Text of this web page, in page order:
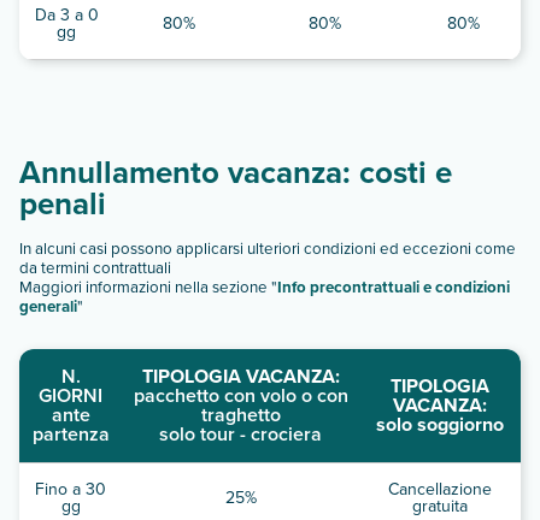
Da 3 a 0
gg 80% 80% 80%
Annullamento vacanza: costi e
penali
In alcuni casi possono applicarsi ulteriori condizioni ed eccezioni come
da termini contrattuali
Maggiori informazioni nella sezione "Info precontrattuali e condizioni
generali"
N.
GIORNI
ante
partenza
TIPOLOGIA VACANZA:
pacchetto con volo o con
traghetto
solo tour - crociera
TIPOLOGIA
VACANZA:
solo soggiorno
Fino a 30
gg 25% Cancellazione
gratuita